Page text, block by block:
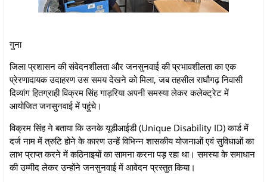
गुना
जिला प्रशासन की संवेदनशीलता और जनसुनवाई की प्रभावशीलता का एक
प्रेरणादायक उदाहरण उस समय देखने को मिला, जब तहसील राघौगढ़ निवासी
दिव्यांग हितग्राही विक्रम सिंह गाड़रिया अपनी समस्या लेकर कलेक्ट्रेट में
आयोजित जनसुनवाई में पहुंचे।
विक्रम सिंह ने बताया कि उनके यूडीआईडी (Unique Disability ID) कार्ड में
दर्ज नाम में त्रुटि होने के कारण उन्हें विभिन्न शासकीय योजनाओं एवं सुविधाओं का
लाभ प्राप्त करने में कठिनाइयों का सामना करना पड़ रहा था। समस्या के समाधान
की उम्मीद लेकर उन्होंने जनसुनवाई में आवेदन प्रस्तुत किया।